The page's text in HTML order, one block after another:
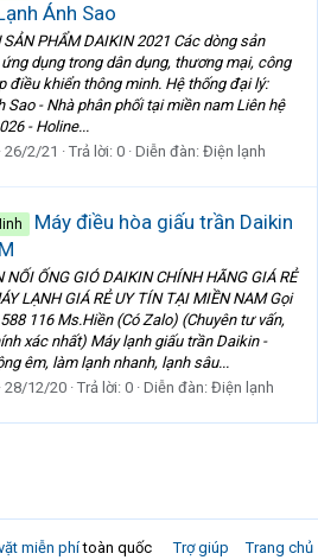
Ánh Sao
SẢN PHẨM DAIKIN 2021 Các dòng sản
dụng trong dân dụng, thương mại, công
điều khiển thông minh. Hệ thống đại lý:
Sao - Nhà phân phối tại miền nam Liên hệ
- Holine...
26/2/21 Trả lời: 0 Diễn đàn: Điện lạnh
Máy điều hòa giấu trần Daikin
NỐI ỐNG GIÓ DAIKIN CHÍNH HÃNG GIÁ RẺ
LẠNH GIÁ RẺ UY TÍN TẠI MIỀN NAM Gọi
116 Ms.Hiền (Có Zalo) (Chuyên tư vấn,
xác nhất) Máy lạnh giấu trần Daikin -
êm, làm lạnh nhanh, lạnh sâu...
28/12/20 Trả lời: 0 Diễn đàn: Điện lạnh
Trợ giúp Trang chủ
miễn phítoàn quốc